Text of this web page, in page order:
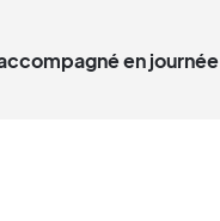
en journée